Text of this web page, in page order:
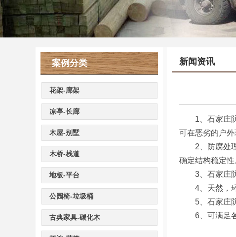
案例分类
花架-廊架
凉亭-长廊
木屋-别墅
木桥-栈道
地板-平台
公园椅-垃圾桶
古典家具-碳化木
新闻资讯
1、石家庄防
可在恶劣的户外
2、防腐处理
确定结构稳定性
3、石家庄防
4、天然，环
5、石家庄防
6、可满足各